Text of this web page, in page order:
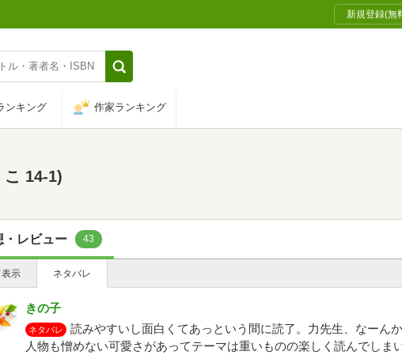
新規登録(無
ンキング 作家ランキング
こ 14-1)
・レビュー 43
示 ネタバレ
きの子
ネタバレ
読みやすいし面白くてあっという間に読了。力先生、なーん
人物も憎めない可愛さがあってテーマは重いものの楽しく読んでしま